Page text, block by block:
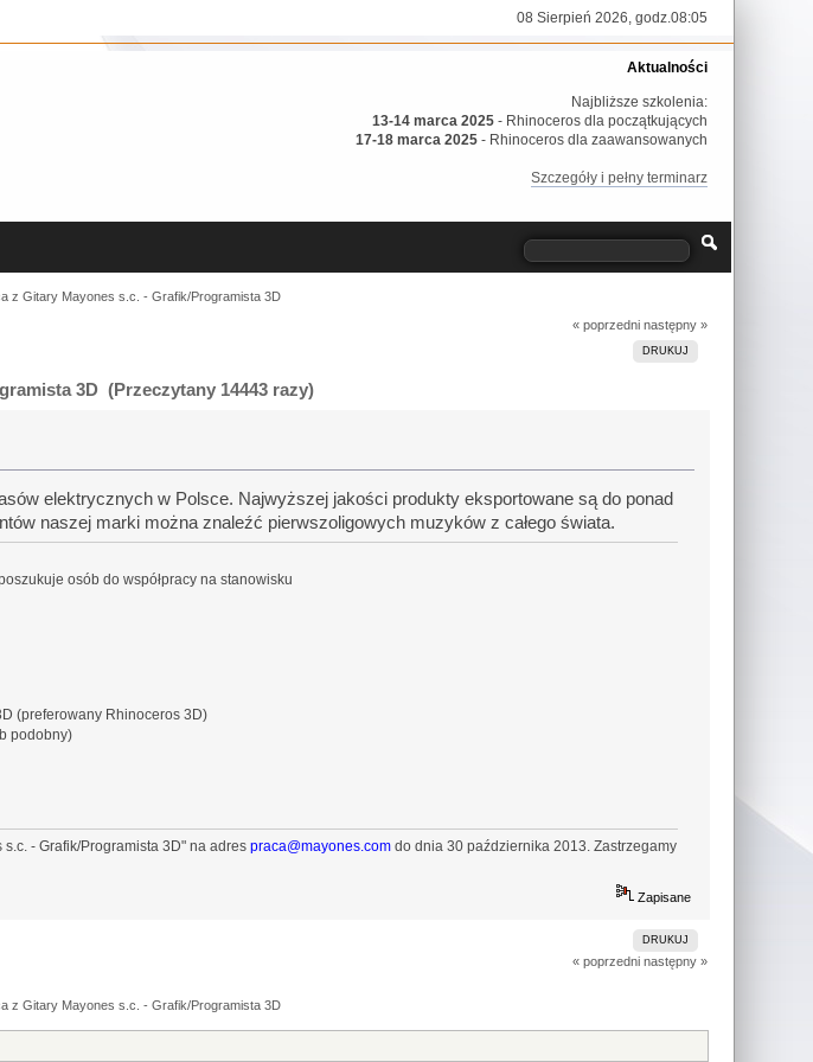
08 Sierpień 2026, godz.08:05
Aktualności
Najbliższe szkolenia:
13-14 marca 2025 - Rhinoceros dla początkujących
17-18 marca 2025 - Rhinoceros dla zaawansowanych
Szczegóły i pełny terminarz
z Gitary Mayones s.c. - Grafik/Programista 3D
« poprzedni następny »
DRUKUJ
3D (Przeczytany 14443 razy)
elektrycznych w Polsce. Najwyższej jakości produkty eksportowane są do ponad
naszej marki można znaleźć pierwszoligowych muzyków z całego świata.
osób do współpracy na stanowisku
(preferowany Rhinoceros 3D)
podobny)
s.c. - Grafik/Programista 3D" na adrespraca@mayones.com do dnia 30 października 2013. Zastrzegamy
Zapisane
DRUKUJ
« poprzedni następny »
z Gitary Mayones s.c. - Grafik/Programista 3D